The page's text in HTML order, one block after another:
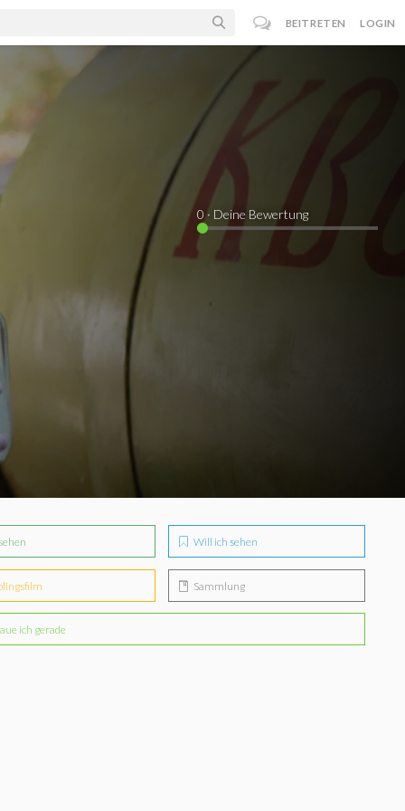
BEITRETEN LOGIN
0· Deine Bewertung
Will ich sehen
Sammlung
ich gerade